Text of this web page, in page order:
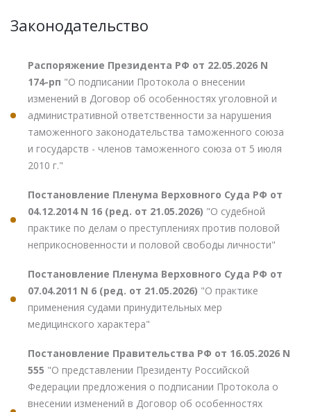
Законодательство
Распоряжение Президента РФ от 22.05.2026 N
174-рп "О подписании Протокола о внесении
изменений в Договор об особенностях уголовной и
административной ответственности за нарушения
таможенного законодательства таможенного союза
и государств - членов таможенного союза от 5 июля
2010 г."
Постановление Пленума Верховного Суда РФ от
04.12.2014 N 16 (ред. от 21.05.2026) "О судебной
практике по делам о преступлениях против половой
неприкосновенности и половой свободы личности"
Постановление Пленума Верховного Суда РФ от
07.04.2011 N 6 (ред. от 21.05.2026) "О практике
применения судами принудительных мер
медицинского характера"
Постановление Правительства РФ от 16.05.2026 N
555 "О представлении Президенту Российской
Федерации предложения о подписании Протокола о
внесении изменений в Договор об особенностях